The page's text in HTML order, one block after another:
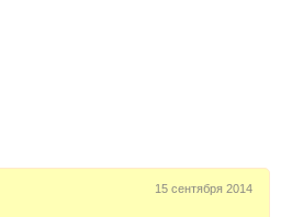
15 сентября 2014